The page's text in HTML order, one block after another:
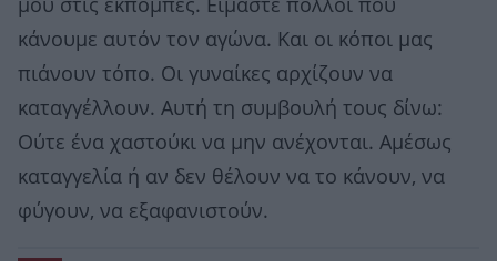
μου στις εκπομπές. Είμαστε πολλοί που
κάνουμε αυτόν τον αγώνα. Και οι κόποι μας
πιάνουν τόπο. Οι γυναίκες αρχίζουν να
καταγγέλλουν. Αυτή τη συμβουλή τους δίνω:
Ούτε ένα χαστούκι να μην ανέχονται. Αμέσως
καταγγελία ή αν δεν θέλουν να το κάνουν, να
φύγουν, να εξαφανιστούν.